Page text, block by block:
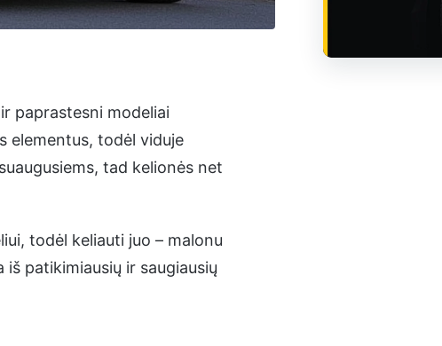
paprastesni modeliai
elementus, todėl viduje
tad kelionės net
todėl keliauti juo – malonu
patikimiausių ir saugiausių